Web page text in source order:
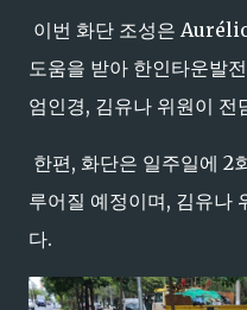
이번 화단 조성은
도움을 받아 한인타운발
엄인경, 김유나 위원이 전
한편, 화단은 일주일에 2
루어질 예정이며, 김유나
다.